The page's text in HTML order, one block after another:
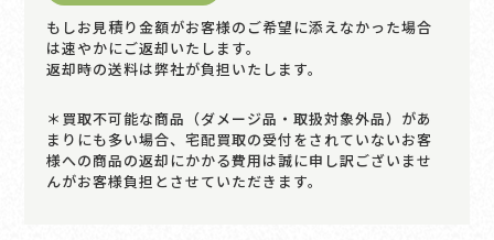
もしお見積り金額がお客様のご希望に添えなかった場合
は速やかにご返却いたします。
返却時の送料は弊社が負担いたします。
＊買取不可能な商品（ダメージ品・取扱対象外品）があ
まりにも多い場合、宅配買取の受付をされていないお客
様への商品の返却にかかる費用は誠に申し訳ございませ
んがお客様負担とさせていただきます。